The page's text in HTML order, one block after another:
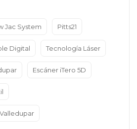
Jac System Pitts21
Digital Tecnología Láser
Escáner iTero 5D